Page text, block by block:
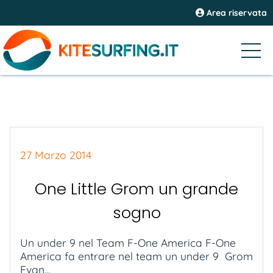
Area riservata
27 Marzo 2014
One Little Grom un grande
sogno
Un under 9 nel Team F-One America F-One
America fa entrare nel team un under 9 Grom
Evan...